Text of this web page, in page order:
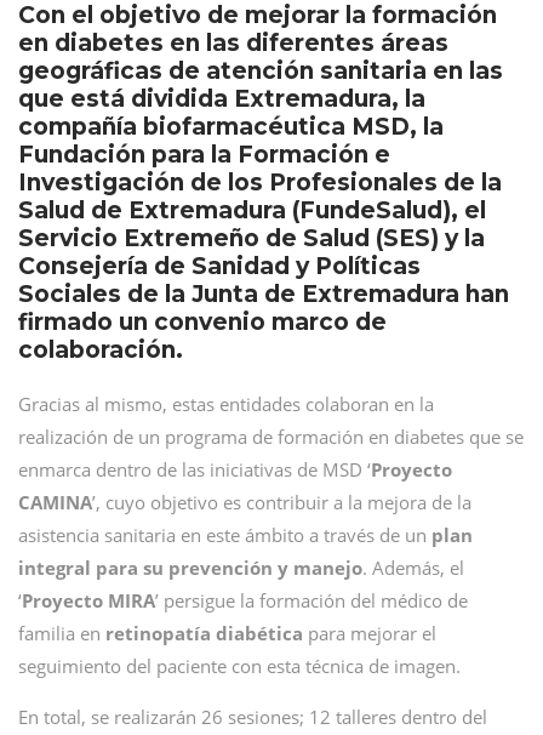
Con el objetivo de mejorar la formación
en diabetes en las diferentes áreas
geográficas de atención sanitaria en las
que está dividida Extremadura, la
compañía biofarmacéutica MSD, la
Fundación para la Formación e
Investigación de los Profesionales de la
Salud de Extremadura (FundeSalud), el
Servicio Extremeño de Salud (SES) y la
Consejería de Sanidad y Políticas
Sociales de la Junta de Extremadura han
firmado un convenio marco de
colaboración.
Gracias al mismo, estas entidades colaboran en la
realización de un programa de formación en diabetes que se
enmarca dentro de las iniciativas de MSD ‘Proyecto
CAMINA’, cuyo objetivo es contribuir a la mejora de la
asistencia sanitaria en este ámbito a través de un plan
integral para su prevención y manejo. Además, el
‘Proyecto MIRA’ persigue la formación del médico de
familia en retinopatía diabética para mejorar el
seguimiento del paciente con esta técnica de imagen.
En total, se realizarán 26 sesiones; 12 talleres dentro del